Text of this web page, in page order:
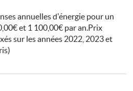
annuelles d'énergie pour un
et 1 100,00€ par an.Prix
sur les années 2022, 2023 et